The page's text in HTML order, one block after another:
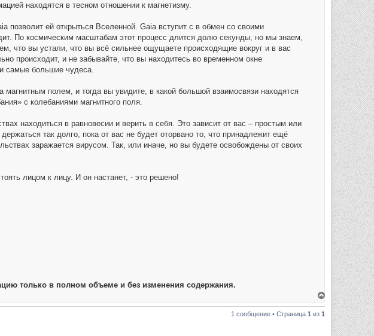
находятся в тесном отношении к магнетизму.
позволит ей открыться Вселенной. Gaia вступит с в обмен со своими
По космическим масштабам этот процесс длится долю секунды, но мы знаем,
что вы устали, что вы всё сильнее ощущаете происходящие вокруг и в вас
происходит, и не забывайте, что вы находитесь во временном окне
самые большие чудеса.
полем, и тогда вы увидите, в какой большой взаимосвязи находятся
с колебаниями магнитного поля.
находиться в равновесии и верить в себя. Это зависит от вас – простым или
так долго, пока от вас не будет оторвано то, что принадлежит ещё
заражается вирусом. Так, или иначе, но вы будете освобождены от своих
лицом к лицу. И он настанет, - это решено!
только в полном объеме и без изменения содержания.
В
1 сообщение • Страница 1 из 1